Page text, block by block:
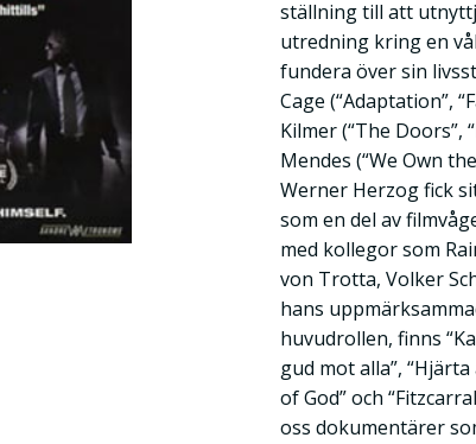
ställning till att
utredning kring en
fundera över sin
Cage (“Adaptation”,
Kilmer (“The Doors”,
Mendes (“We Own
Werner Herzog fick
som en del av
med kollegor som
von Trotta, Volker
hans
huvudrollen, finns
gud mot alla”, “Hjärta
of God” och
oss dokumentärer